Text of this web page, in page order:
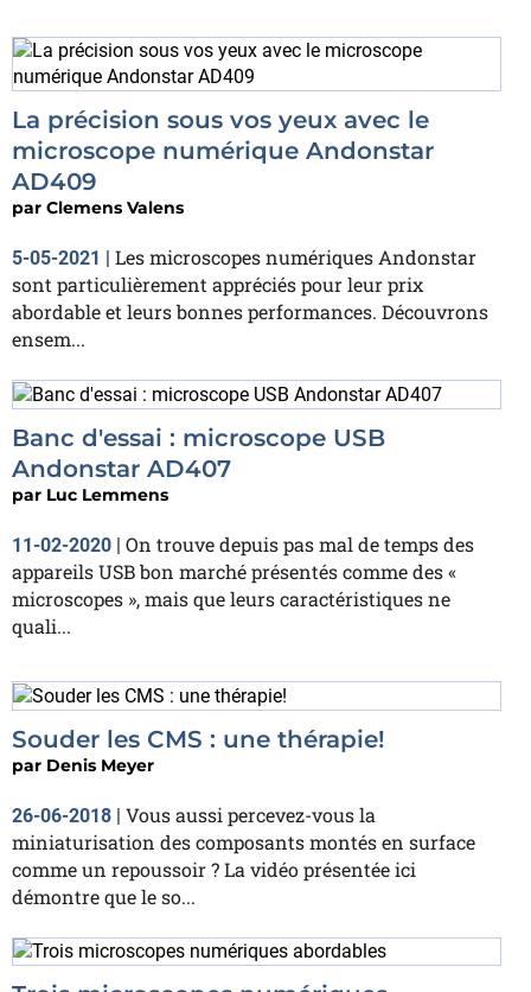
La précision sous vos yeux avec le
microscope numérique Andonstar
AD409
par Clemens Valens
5-05-2021 | Les microscopes numériques Andonstar
sont particulièrement appréciés pour leur prix
abordable et leurs bonnes performances. Découvrons
ensem...
Banc d'essai : microscope USB
Andonstar AD407
par Luc Lemmens
11-02-2020 | On trouve depuis pas mal de temps des
appareils USB bon marché présentés comme des «
microscopes », mais que leurs caractéristiques ne
quali...
Souder les CMS : une thérapie!
par Denis Meyer
26-06-2018 | Vous aussi percevez-vous la
miniaturisation des composants montés en surface
comme un repoussoir ? La vidéo présentée ici
démontre que le so...